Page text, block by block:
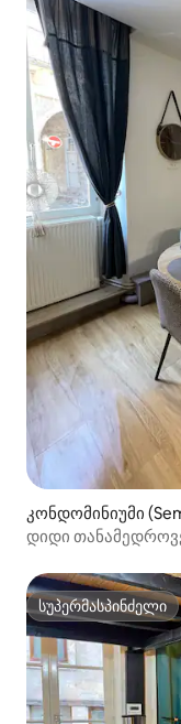
კონდომინიუმი
დიდი
სუპერმასპინძელი
სუპერმასპინძელი